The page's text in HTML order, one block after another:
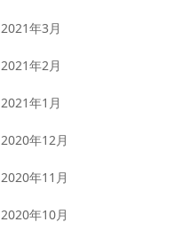
2021年3月
2021年2月
2021年1月
2020年12月
2020年11月
2020年10月